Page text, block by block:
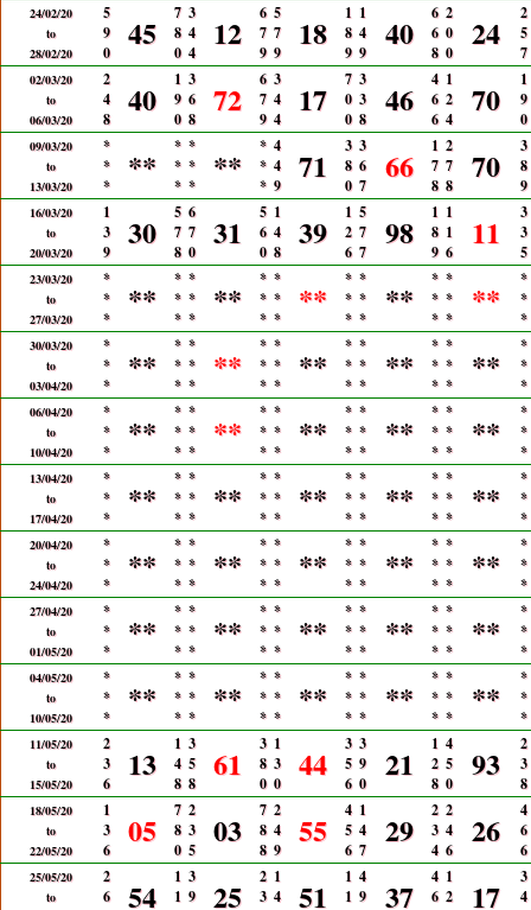
24/02/20
to
28/02/20
5
9
0
45
7
8
0
3
4
4
12
6
7
9
5
7
9
18
1
8
9
1
4
9
40
6
6
8
2
0
0
24
2
5
7
02/03/20
to
06/03/20
2
4
8
40
1
9
0
3
6
8
72
6
7
9
3
4
4
17
7
0
0
3
3
8
46
4
6
6
1
2
4
70
1
9
0
09/03/20
to
13/03/20
*
*
*
**
*
*
*
*
*
*
**
*
*
*
4
4
9
71
3
8
0
3
6
7
66
1
7
8
2
7
8
70
3
8
9
16/03/20
to
20/03/20
1
3
9
30
5
7
8
6
7
0
31
5
6
0
1
4
8
39
1
2
6
5
7
7
98
1
8
9
1
1
6
11
3
3
5
23/03/20
to
27/03/20
*
*
*
**
*
*
*
*
*
*
**
*
*
*
*
*
*
**
*
*
*
*
*
*
**
*
*
*
*
*
*
**
*
*
*
30/03/20
to
03/04/20
*
*
*
**
*
*
*
*
*
*
**
*
*
*
*
*
*
**
*
*
*
*
*
*
**
*
*
*
*
*
*
**
*
*
*
06/04/20
to
10/04/20
*
*
*
**
*
*
*
*
*
*
**
*
*
*
*
*
*
**
*
*
*
*
*
*
**
*
*
*
*
*
*
**
*
*
*
13/04/20
to
17/04/20
*
*
*
**
*
*
*
*
*
*
**
*
*
*
*
*
*
**
*
*
*
*
*
*
**
*
*
*
*
*
*
**
*
*
*
20/04/20
to
24/04/20
*
*
*
**
*
*
*
*
*
*
**
*
*
*
*
*
*
**
*
*
*
*
*
*
**
*
*
*
*
*
*
**
*
*
*
27/04/20
to
01/05/20
*
*
*
**
*
*
*
*
*
*
**
*
*
*
*
*
*
**
*
*
*
*
*
*
**
*
*
*
*
*
*
**
*
*
*
04/05/20
to
10/05/20
*
*
*
**
*
*
*
*
*
*
**
*
*
*
*
*
*
**
*
*
*
*
*
*
**
*
*
*
*
*
*
**
*
*
*
11/05/20
to
15/05/20
2
3
6
13
1
4
8
3
5
8
61
3
8
0
1
3
0
44
3
5
6
3
9
0
21
1
2
8
4
5
0
93
2
3
8
18/05/20
to
22/05/20
1
3
6
05
7
8
0
2
3
5
03
7
8
8
2
4
9
55
4
5
6
1
4
7
29
2
3
4
2
4
6
26
4
6
6
25/05/20
to
2
6
54
1
1
3
9
25
2
3
1
4
51
1
1
4
9
37
4
6
1
2
17
3
4